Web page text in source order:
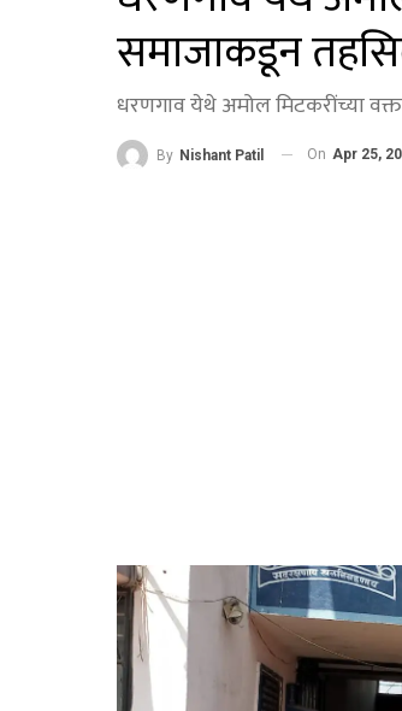
समाजाकडून
धरणगाव येथे अमोल मिटकरींच्या
By Nishant Patil On Apr 25,